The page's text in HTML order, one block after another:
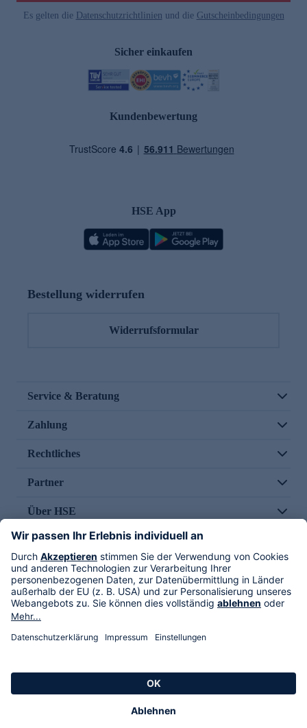
Es gelten die Datenschutzrichtlinien und die Gutscheinbedingungen
Sicher einkaufen
Kundenbewertung
HSE App
Bestellung widerrufen
Widerrufsformular
Service & Beratung
Zahlung
Rechtliches
Partner
Über HSE
Im TV
HSE International